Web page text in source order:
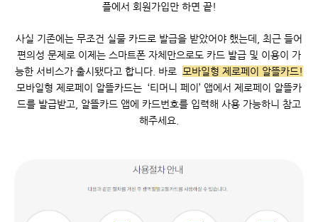
플에서 회원가입만 하면 끝!
사실 기존에는 무조건 실물 카드로 발급을 받았어야 했는데, 최근 들어
편의성 문제로 이제는 스마트폰 자체만으로도 카드 발급 및 이용이 가
능한 서비스가 출시됐다고 합니다. 바로
모바일형 제로페이 알뜰카드!
모바일형 제로페이 알뜰카드는 ‘티머니 페이’ 앱에서 제로페이 알뜰카
드를 발급받고, 알뜰카드 앱에 카드번호를 입력해 사용 가능하니 참고
해주세요.